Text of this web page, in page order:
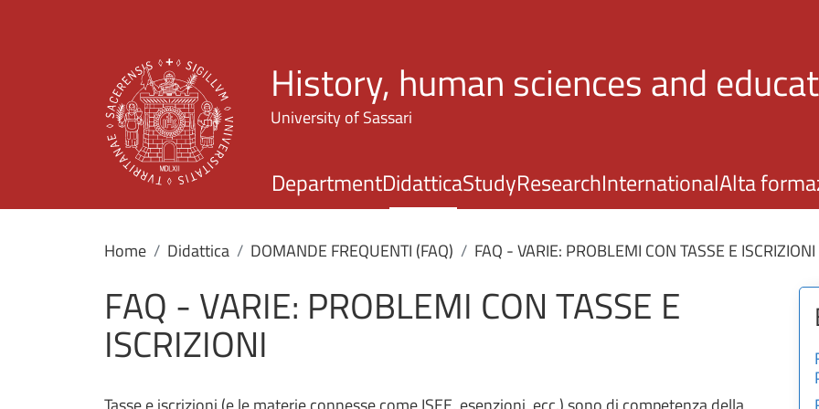
History, human sciences and
University of Sassari
DepartmentDidatticaStudyResearchInternationalAlta
Home Didattica DOMANDE FREQUENTI (FAQ) FAQ - VARIE: PROBLEMI CON TASSE E ISCRIZIONI
FAQ - VARIE: PROBLEMI CON TASSE E
ISCRIZIONI